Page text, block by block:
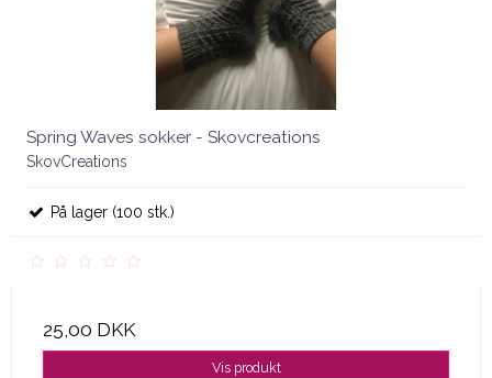
Spring Waves sokker - Skovcreations
SkovCreations
På lager (100 stk.)
25,00 DKK
Vis produkt